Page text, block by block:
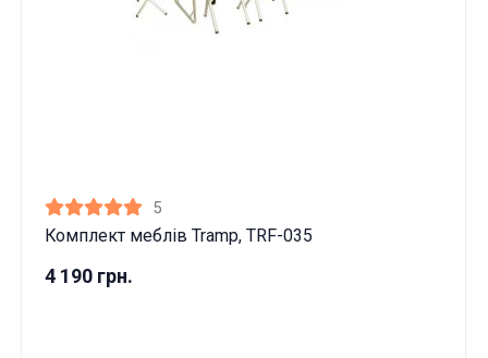
5
Комплект меблів Tramp, TRF-035
4 190 грн.